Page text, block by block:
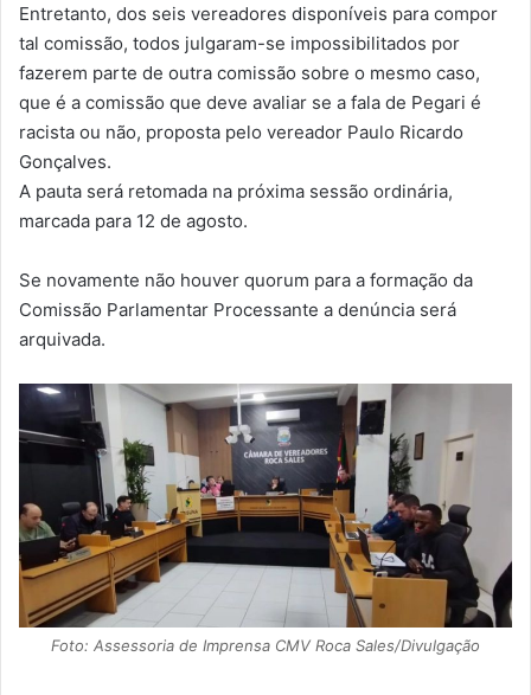
Entretanto, dos seis vereadores disponíveis para compor
tal comissão, todos julgaram-se impossibilitados por
fazerem parte de outra comissão sobre o mesmo caso,
que é a comissão que deve avaliar se a fala de Pegari é
racista ou não, proposta pelo vereador Paulo Ricardo
Gonçalves.
A pauta será retomada na próxima sessão ordinária,
marcada para 12 de agosto.
Se novamente não houver quorum para a formação da
Comissão Parlamentar Processante a denúncia será
arquivada.
Foto: Assessoria de Imprensa CMV Roca Sales/Divulgação